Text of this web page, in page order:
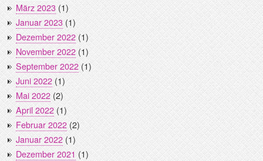
März 2023(1)
Januar 2023(1)
Dezember 2022(1)
November 2022(1)
September 2022(1)
Juni 2022(1)
Mai 2022(2)
April 2022(1)
Februar 2022(2)
Januar 2022(1)
Dezember 2021(1)